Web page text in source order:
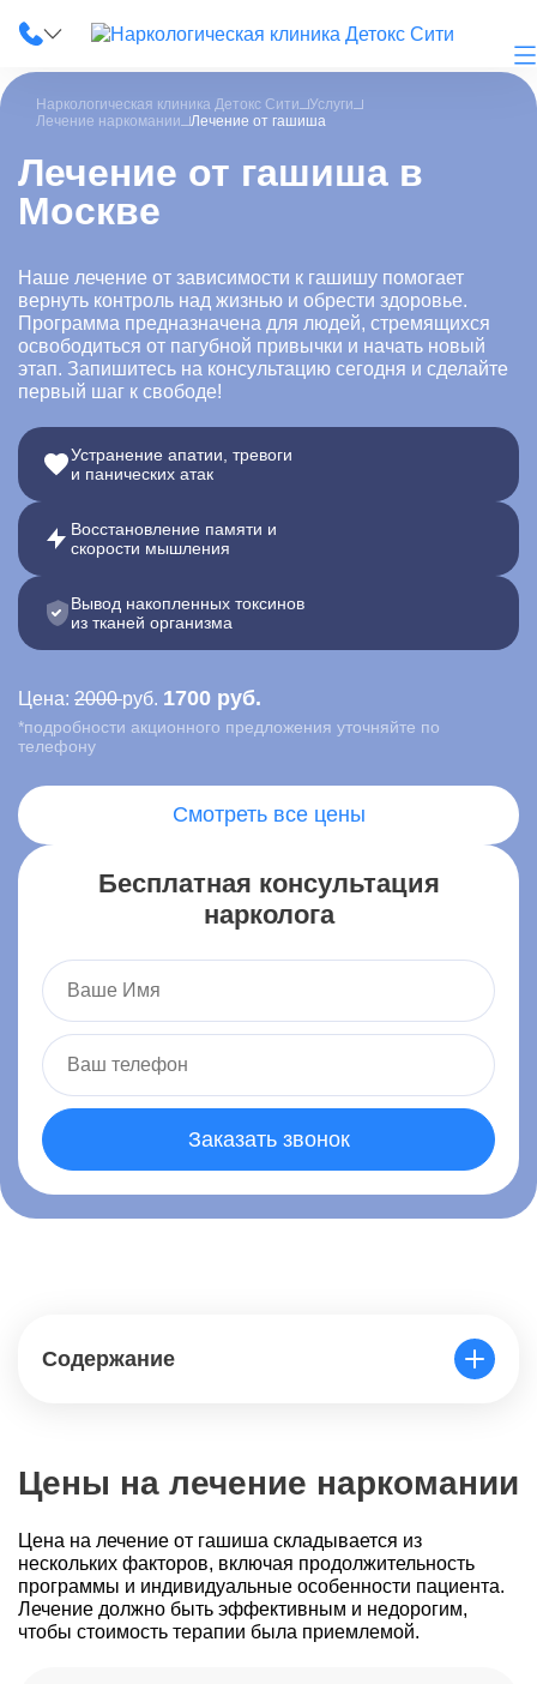
О клинике
Цены
Лицензии
Акции и скидки
Вопрос-ответ
Вызвать врача на дом
ул. Ленина, 15
Наркологическая клиника Детокс Сити
Услуги
Лечение наркомании
Лечение от гашиша
Лечение от гашиша в
Москве
Наше лечение от зависимости к гашишу помогает
вернуть контроль над жизнью и обрести здоровье.
Программа предназначена для людей, стремящихся
освободиться от пагубной привычки и начать новый
этап. Запишитесь на консультацию сегодня и сделайте
первый шаг к свободе!
Устранение апатии, тревоги
и панических атак
Восстановление памяти и
скорости мышления
Вывод накопленных токсинов
из тканей организма
Цена: 2000руб. 1700 руб.
*подробности акционного предложения уточняйте по
телефону
Смотреть все цены
Бесплатная консультация
нарколога
Заказать звонок
Содержание
Цены на лечение наркомании
Цена на лечение от гашиша складывается из
нескольких факторов, включая продолжительность
программы и индивидуальные особенности пациента.
Лечение должно быть эффективным и недорогим,
чтобы стоимость терапии была приемлемой.